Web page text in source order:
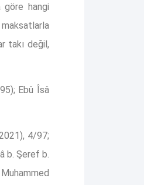
göre hangi
maksatlarla
takı değil,
Ebû Îsâ
4/97;
b. Şeref b.